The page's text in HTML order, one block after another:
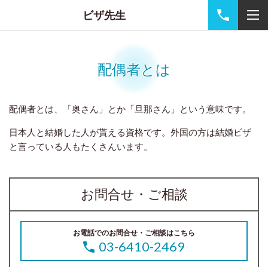
ビザ先生
配偶者とは
配偶者とは、「奥さん」とか「旦那さん」という意味です。
日本人と結婚した人が貰える資格です。外国の方は結婚ビザ
と言っている人もたくさんいます。
お問合せ・ご相談
お電話でのお問合せ・ご相談はこちら
03-6410-2469